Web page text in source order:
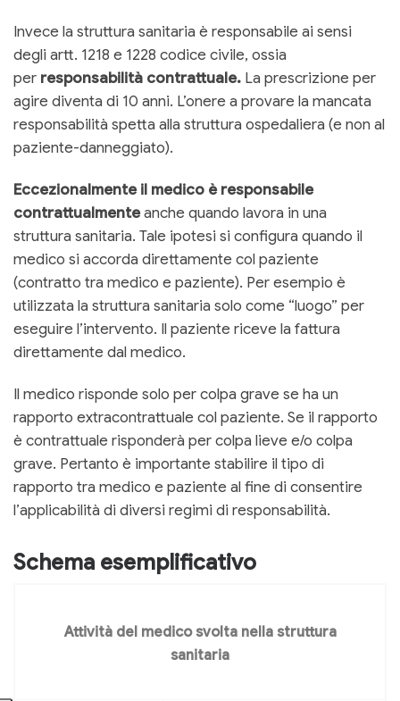
Invece la struttura sanitaria è responsabile ai sensi
degli artt. 1218 e 1228 codice civile, ossia
per responsabilità contrattuale. La prescrizione per
agire diventa di 10 anni. L’onere a provare la mancata
responsabilità spetta alla struttura ospedaliera (e non al
paziente-danneggiato).
Eccezionalmente il medico è responsabile
contrattualmenteanche quando lavora in una
struttura sanitaria. Tale ipotesi si configura quando il
medico si accorda direttamente col paziente
(contratto tra medico e paziente). Per esempio è
utilizzata la struttura sanitaria solo come “luogo” per
eseguire l’intervento. Il paziente riceve la fattura
direttamente dal medico.
Il medico risponde solo per colpa grave se ha un
rapporto extracontrattuale col paziente. Se il rapporto
è contrattuale risponderà per colpa lieve e/o colpa
grave. Pertanto è importante stabilire il tipo di
rapporto tra medico e paziente al fine di consentire
l’applicabilità di diversi regimi di responsabilità.
Schema esemplificativo
Attività del medico svolta nella struttura
sanitaria